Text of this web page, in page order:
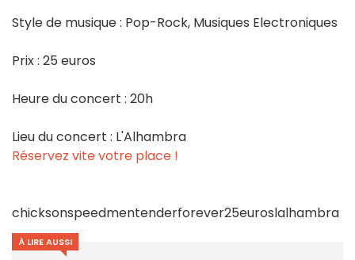
Style de musique : Pop-Rock, Musiques Electroniques
Prix : 25 euros
Heure du concert : 20h
Lieu du concert : L'Alhambra
Réservez vite votre place !
chicksonspeedmentenderforever25euroslalhambra
À LIRE AUSSI